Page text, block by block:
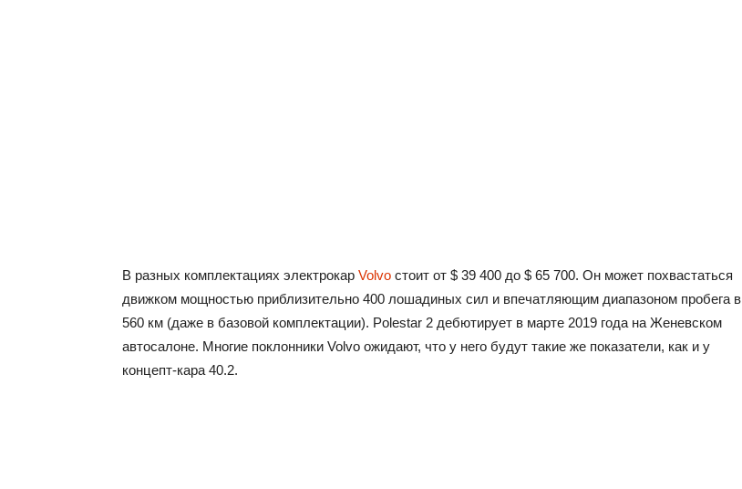
В разных комплектациях электрокар Volvo стоит от $ 39 400 до $ 65 700. Он может похвастаться
движком мощностью приблизительно 400 лошадиных сил и впечатляющим диапазоном пробега в
560 км (даже в базовой комплектации). Polestar 2 дебютирует в марте 2019 года на Женевском
автосалоне. Многие поклонники Volvo ожидают, что у него будут такие же показатели, как и у
концепт-кара 40.2.